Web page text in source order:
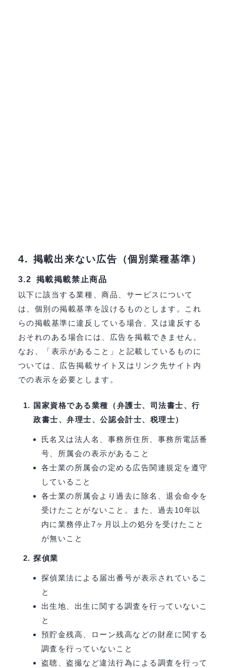
4. 掲載出来ない広告（個別業種基準）
3.2 掲載掲載禁止商品
以下に該当する業種、商品、サービスについて
は、個別の掲載基準を設けるものとします。これ
らの掲載基準に違反している場合、又は違反する
おそれのある場合には、広告を掲載できません。
なお、「表示があること」と記載しているものに
ついては、広告掲載サイト又はリンク先サイト内
での表示を必要とします。
国家資格である業種（弁護士、司法書士、行
政書士、弁理士、公認会計士、税理士）
氏名又は法人名、事務所住所、事務所電話番
号、所属会の表示があること
各士業の所属会の定める広告関連規定を遵守
していること
各士業の所属会より過去に除名、退会命令を
受けたことがないこと。また、過去10年以
内に業務停止7ヶ月以上の処分を受けたこと
が無いこと
探偵業
探偵業法による届出番号が表示されているこ
と
出生地、出生に関する調査を行っていないこ
と
預貯金残高、ローン残高などの財産に関する
調査を行っていないこと
盗聴、盗撮など違法行為による調査を行って